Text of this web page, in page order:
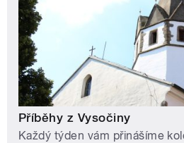
Příběhy z Vysočiny
Každý týden vám přinášíme